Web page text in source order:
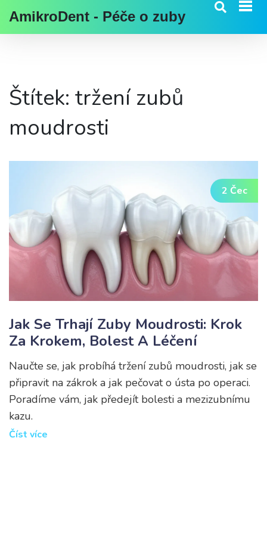
AmikroDent - Péče o zuby
Štítek: tržení zubů
moudrosti
2 Čec
Jak Se Trhají Zuby Moudrosti: Krok
Za Krokem, Bolest A Léčení
Naučte se, jak probíhá tržení zubů moudrosti, jak se
připravit na zákrok a jak pečovat o ústa po operaci.
Poradíme vám, jak předejít bolesti a mezizubnímu
kazu.
Číst více